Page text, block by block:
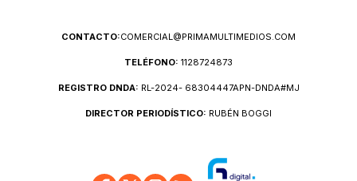
CONTACTO:COMERCIAL@PRIMAMULTIMEDIOS.COM
TELÉFONO: 1128724873
REGISTRO DNDA: RL-2024- 68304447APN-DNDA#MJ
DIRECTOR PERIODÍSTICO: RUBÉN BOGGI